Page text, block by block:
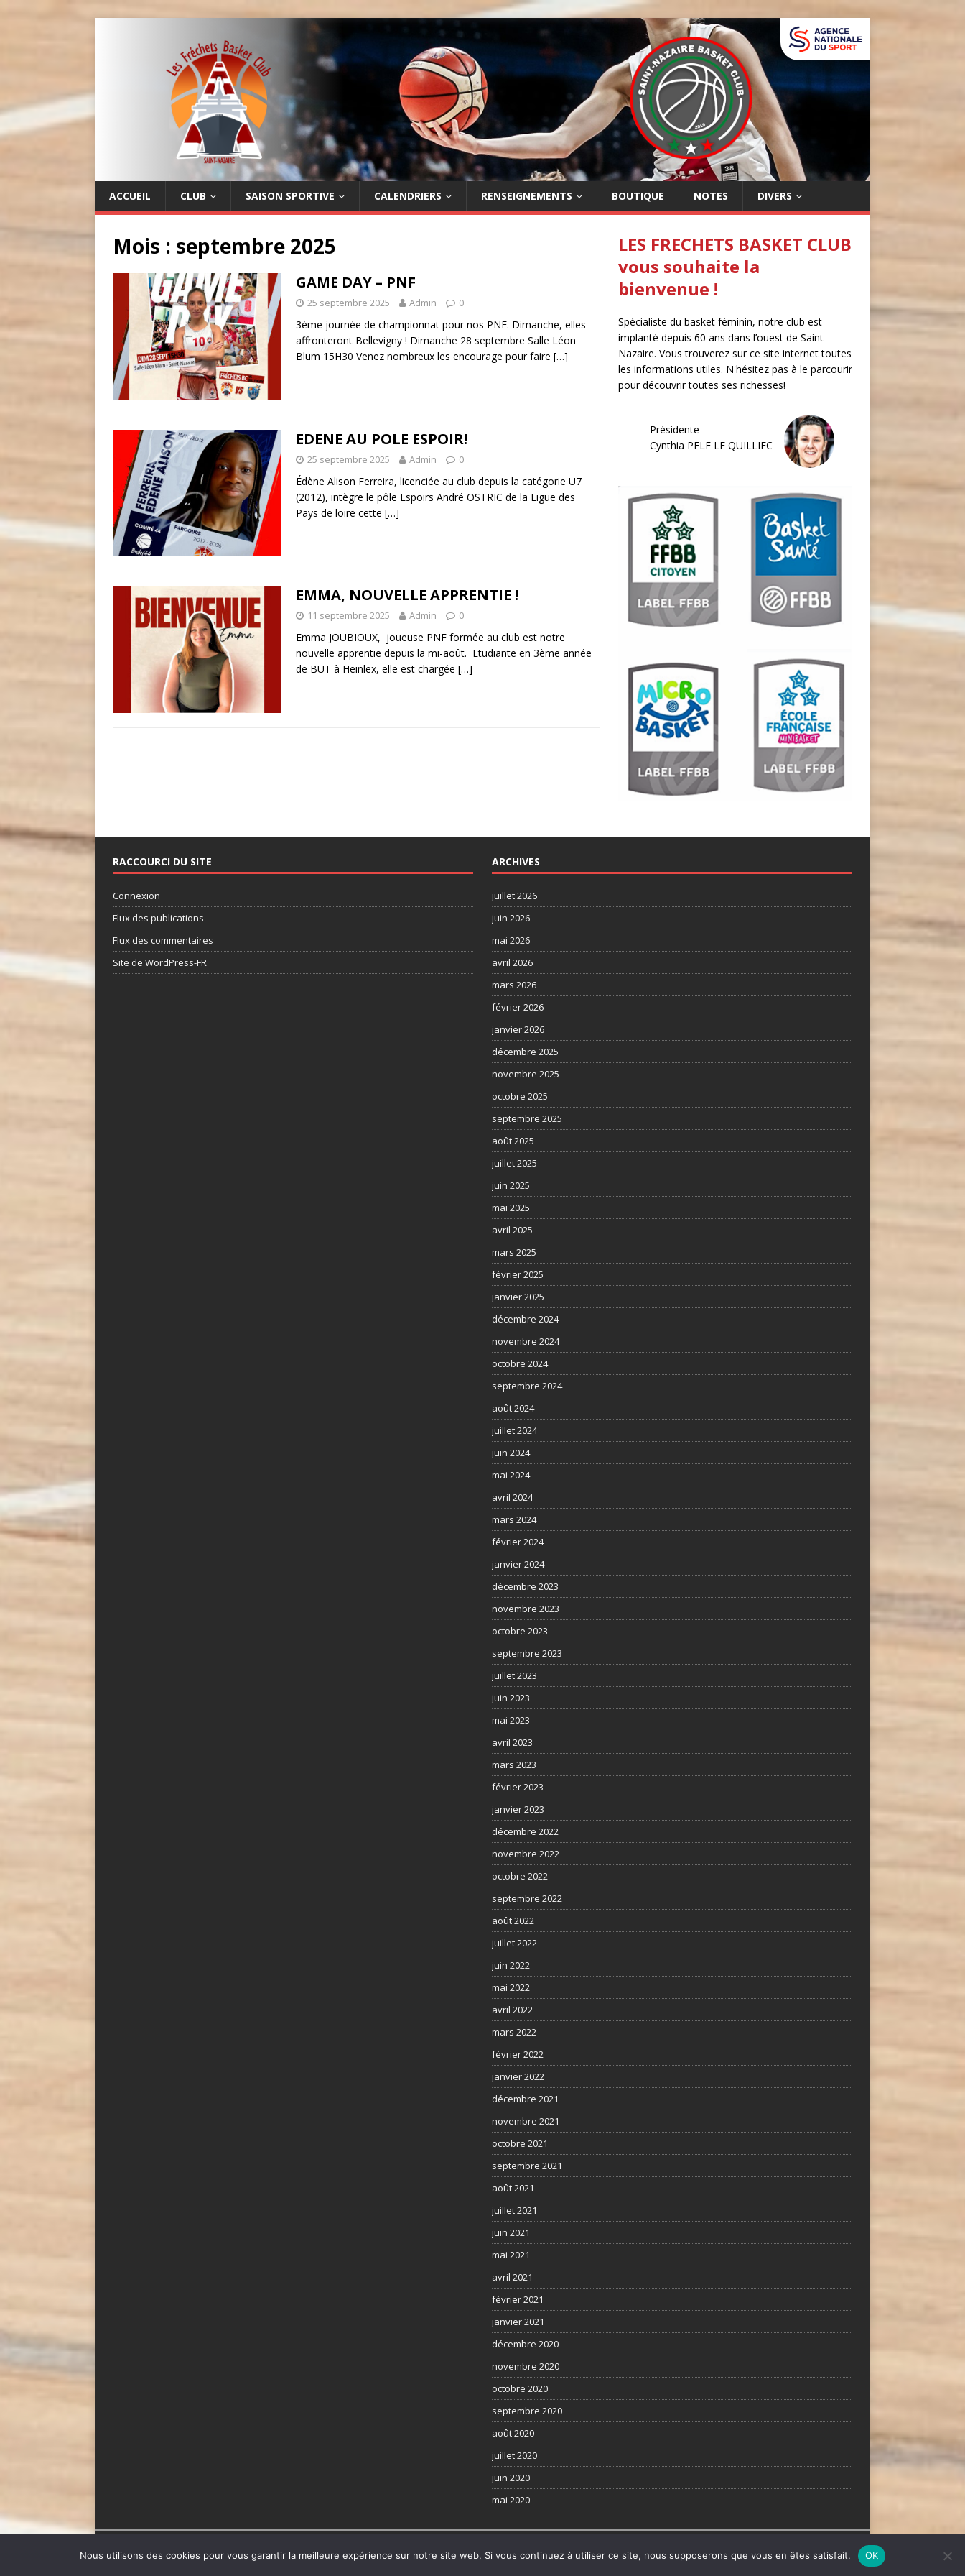
LES FRÉCHETS
BASKET CLUB
ACCUEIL CLUB SAISON SPORTIVE CALENDRIERS RENSEIGNEMENTS BOUTIQUE NOTES DIVERS
Mois : septembre 2025
GAME DAY – PNF
25 septembre 2025 Admin 0
3ème journée de championnat pour nos PNF. Dimanche, elles
affronteront Bellevigny ! Dimanche 28 septembre Salle Léon
Blum 15H30 Venez nombreux les encourage pour faire […]
EDENE AU POLE ESPOIR!
25 septembre 2025 Admin 0
Édène Alison Ferreira, licenciée au club depuis la catégorie U7
(2012), intègre le pôle Espoirs André OSTRIC de la Ligue des
Pays de loire cette […]
EMMA, NOUVELLE APPRENTIE !
11 septembre 2025 Admin 0
Emma JOUBIOUX, joueuse PNF formée au club est notre
nouvelle apprentie depuis la mi-août. Etudiante en 3ème année
de BUT à Heinlex, elle est chargée […]
LES FRECHETS BASKET CLUB
vous souhaite la
bienvenue !
Spécialiste du basket féminin, notre club est
implanté depuis 60 ans dans l’ouest de Saint-
Nazaire. Vous trouverez sur ce site internet toutes
les informations utiles. N'hésitez pas à le parcourir
pour découvrir toutes ses richesses!
Présidente
Cynthia PELE LE QUILLIEC
RACCOURCI DU SITE
Connexion
Flux des publications
Flux des commentaires
Site de WordPress-FR
ARCHIVES
juillet 2026
juin 2026
mai 2026
avril 2026
mars 2026
février 2026
janvier 2026
décembre 2025
novembre 2025
octobre 2025
septembre 2025
août 2025
juillet 2025
juin 2025
mai 2025
avril 2025
mars 2025
février 2025
janvier 2025
décembre 2024
novembre 2024
octobre 2024
septembre 2024
août 2024
juillet 2024
juin 2024
mai 2024
avril 2024
mars 2024
février 2024
janvier 2024
décembre 2023
novembre 2023
octobre 2023
septembre 2023
juillet 2023
juin 2023
mai 2023
avril 2023
mars 2023
février 2023
janvier 2023
décembre 2022
novembre 2022
octobre 2022
septembre 2022
août 2022
juillet 2022
juin 2022
mai 2022
avril 2022
mars 2022
février 2022
janvier 2022
décembre 2021
novembre 2021
octobre 2021
septembre 2021
août 2021
juillet 2021
juin 2021
mai 2021
avril 2021
février 2021
janvier 2021
décembre 2020
novembre 2020
octobre 2020
septembre 2020
août 2020
juillet 2020
juin 2020
mai 2020
Nous utilisons des cookies pour vous garantir la meilleure expérience sur notre site web. Si vous continuez à utiliser ce site, nous supposerons que vous en êtes satisfait. OK